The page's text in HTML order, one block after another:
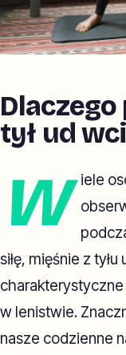
tył ud
W
iele
siłę, mięśnie z
charakterystyczne
w lenistwie.
nasze codzienne